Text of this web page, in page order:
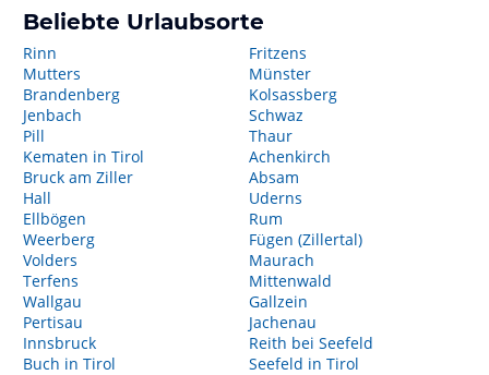
Beliebte Urlaubsorte
Rinn
Mutters
Brandenberg
Jenbach
Pill
Kematen in Tirol
Bruck am Ziller
Hall
Ellbögen
Weerberg
Volders
Terfens
Wallgau
Pertisau
Innsbruck
Buch in Tirol
Fritzens
Münster
Kolsassberg
Schwaz
Thaur
Achenkirch
Absam
Uderns
Rum
Fügen (Zillertal)
Maurach
Mittenwald
Gallzein
Jachenau
Reith bei Seefeld
Seefeld in Tirol